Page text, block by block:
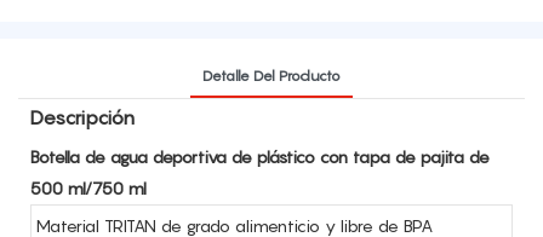
Detalle Del Producto
Descripción
Botella de agua deportiva de plástico con tapa de pajita de
500 ml/750 ml
Material TRITAN de grado alimenticio y libre de BPA